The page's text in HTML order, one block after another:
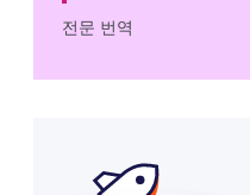
전문 번역